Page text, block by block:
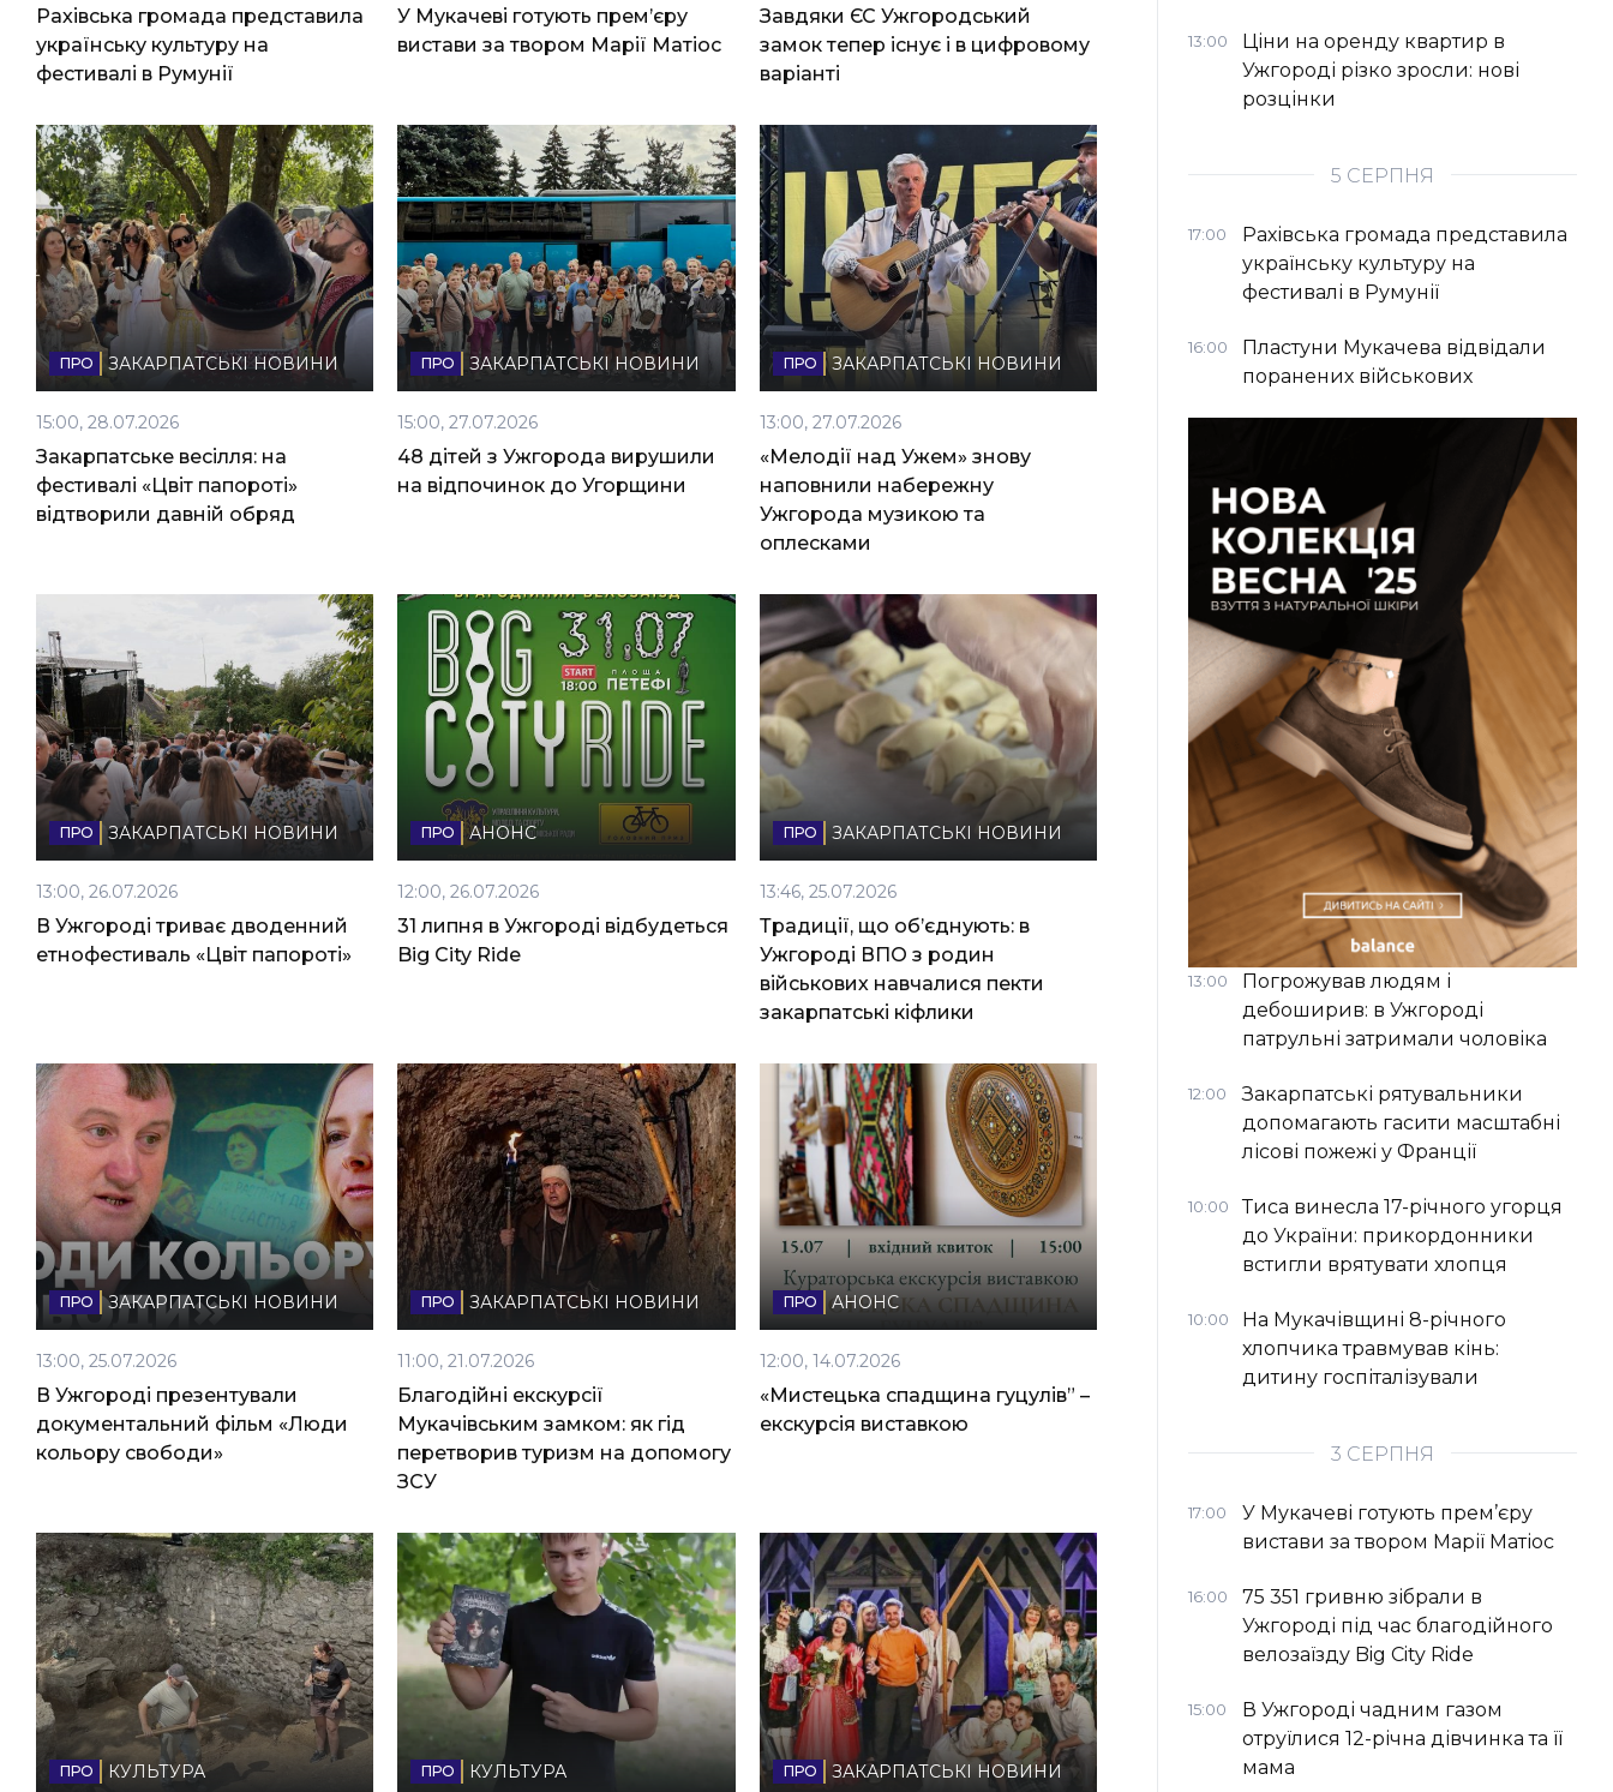
НОВИНИ ЗАХІДНОЇ УКРАЇНИ
ФОТО
ВІДЕО
Рахівська громада представила
українську культуру на
фестивалі в Румунії
У Мукачеві готують прем’єру
вистави за твором Марії Матіос
Завдяки ЄС Ужгородський
замок тепер існує і в цифровому
варіанті
ЗАКАРПАТСЬКІ НОВИНИ
15:00, 28.07.2026
Закарпатське весілля: на
фестивалі «Цвіт папороті»
відтворили давній обряд
ЗАКАРПАТСЬКІ НОВИНИ
15:00, 27.07.2026
48 дітей з Ужгорода вирушили
на відпочинок до Угорщини
ЗАКАРПАТСЬКІ НОВИНИ
13:00, 27.07.2026
«Мелодії над Ужем» знову
наповнили набережну
Ужгорода музикою та
оплесками
ЗАКАРПАТСЬКІ НОВИНИ
13:00, 26.07.2026
В Ужгороді триває дводенний
етнофестиваль «Цвіт папороті»
АНОНС
12:00, 26.07.2026
31 липня в Ужгороді відбудеться
Big City Ride
ЗАКАРПАТСЬКІ НОВИНИ
13:46, 25.07.2026
Традиції, що об’єднують: в
Ужгороді ВПО з родин
військових навчалися пекти
закарпатські кіфлики
ЗАКАРПАТСЬКІ НОВИНИ
13:00, 25.07.2026
В Ужгороді презентували
документальний фільм «Люди
кольору свободи»
ЗАКАРПАТСЬКІ НОВИНИ
11:00, 21.07.2026
Благодійні екскурсії
Мукачівським замком: як гід
перетворив туризм на допомогу
ЗСУ
АНОНС
12:00, 14.07.2026
«Мистецька спадщина гуцулів” –
екскурсія виставкою
КУЛЬТУРА КУЛЬТУРА ЗАКАРПАТСЬКІ НОВИНИ
13:00
Ціни на оренду квартир в
Ужгороді різко зросли: нові
розцінки
5 СЕРПНЯ
17:00
Рахівська громада представила
українську культуру на
фестивалі в Румунії
16:00
Пластуни Мукачева відвідали
поранених військових
13:00
Погрожував людям і
дебоширив: в Ужгороді
патрульні затримали чоловіка
12:00
Закарпатські рятувальники
допомагають гасити масштабні
лісові пожежі у Франції
10:00
Тиса винесла 17-річного угорця
до України: прикордонники
встигли врятувати хлопця
10:00
На Мукачівщині 8-річного
хлопчика травмував кінь:
дитину госпіталізували
3 СЕРПНЯ
17:00
У Мукачеві готують прем’єру
вистави за твором Марії Матіос
16:00
75 351 гривню зібрали в
Ужгороді під час благодійного
велозаїзду Big Сity Ride
15:00
В Ужгороді чадним газом
отруїлися 12-річна дівчинка та її
мама